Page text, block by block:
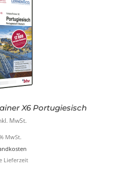
X6 Portugiesisch
MwSt.
MwSt.
Lieferzeit